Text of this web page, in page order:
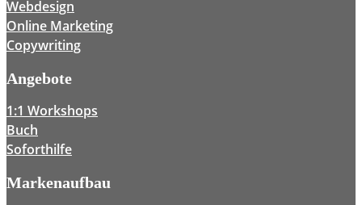
Webdesign
Online Marketing
Copywriting
Angebote
1:1 Workshops
Buch
Soforthilfe
Markenaufbau